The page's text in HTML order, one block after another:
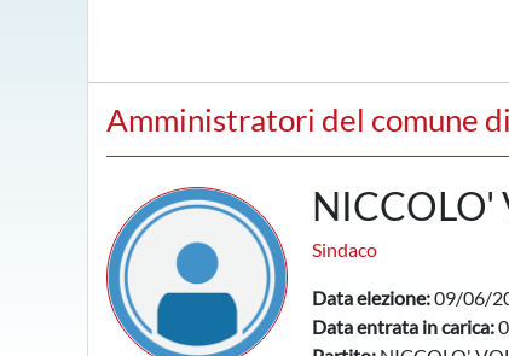
Amministratori del comune
NICCOLO'
Sindaco
Data elezione:09/06/
Data entrata in carica: